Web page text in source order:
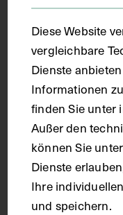
Material
Papier
Technik
Druck
Maße
Diese Website
vergleichbare
Dienste
Informationen
finden Sie unter
Außer den
können Sie
Dienste
Ihre
und speichern.